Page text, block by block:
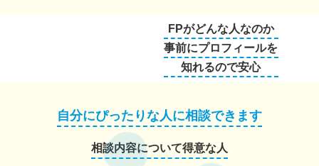
FPがどんな人なのか
事前にプロフィールを
知れるので安心
自分にぴったりな人に相談できます
相談内容について得意な人